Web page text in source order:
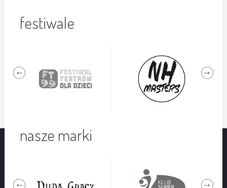
festiwale
nasze marki